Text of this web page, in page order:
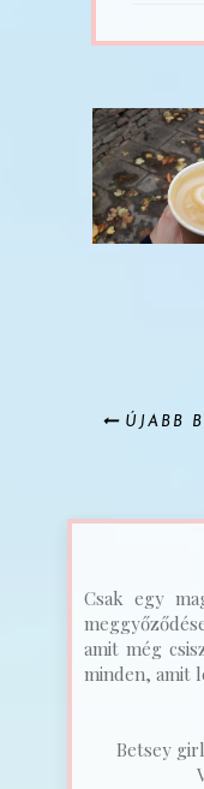
ÚJABB
Csak egy
amit még
minden, amit
Betsey